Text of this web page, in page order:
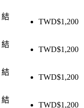
結
TWD$1,200
結
TWD$1,200
結
TWD$1,200
結
TWD$1,200